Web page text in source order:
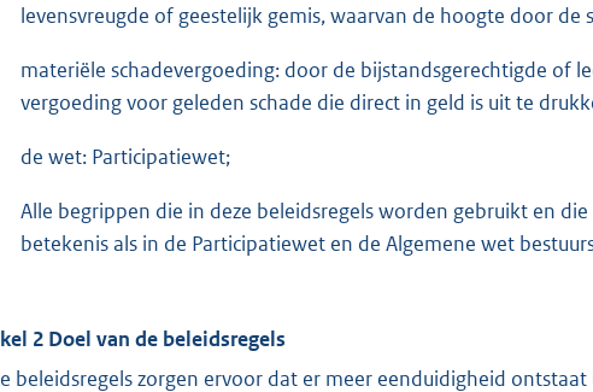
levensvreugde of geestelijk gemis, waarvan de hoogte door de
materiële schadevergoeding: door de bijstandsgerechtigde of
vergoeding voor geleden schade die direct in geld is uit te
de wet: Participatiewet;
Alle begrippen die in deze beleidsregels worden gebruikt en
betekenis als in de Participatiewet en de Algemene wet
2 Doel van de beleidsregels
beleidsregels zorgen ervoor dat er meer eenduidigheid